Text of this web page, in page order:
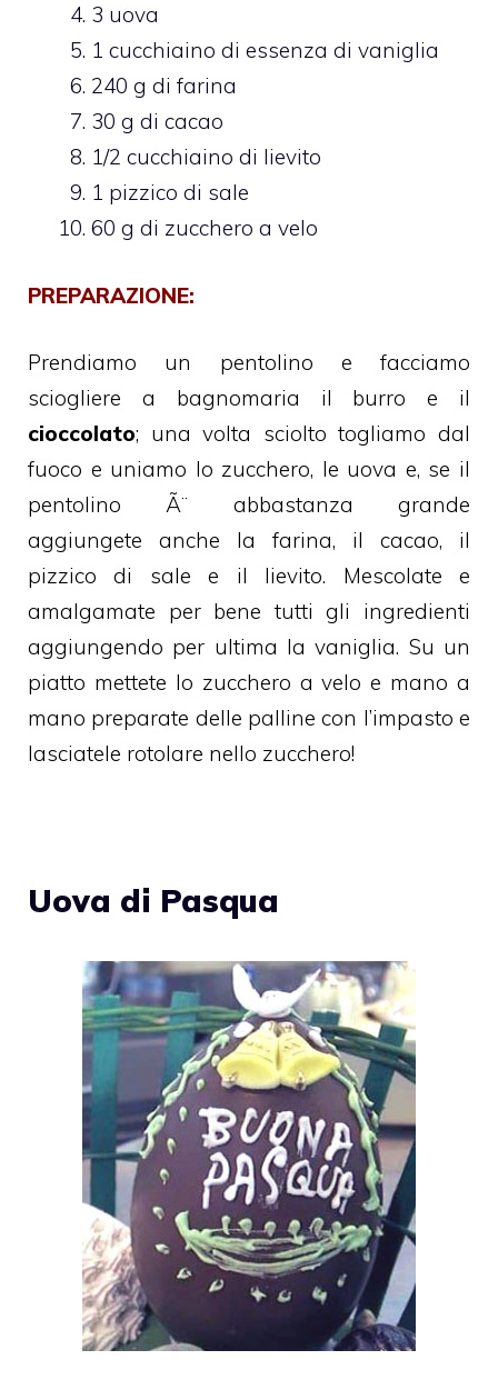
3 uova
1 cucchiaino di essenza di vaniglia
240 g di farina
30 g di cacao
1/2 cucchiaino di lievito
1 pizzico di sale
60 g di zucchero a velo
PREPARAZIONE:
Prendiamo un pentolino
e facciamo
sciogliere a bagnomaria il burro e il
cioccolato; una volta sciolto togliamo dal
fuoco e uniamo lo zucchero, le uova e, se il
pentolino Ã¨ abbastanza grande
aggiungete anche la farina, il cacao, il
pizzico di sale e il lievito. Mescolate e
amalgamate per bene tutti gli ingredienti
aggiungendo per ultima la vaniglia. Su un
piatto mettete lo zucchero a velo e mano a
mano preparate delle palline con l’impasto e
lasciatele rotolare nello zucchero!
Uova di Pasqua